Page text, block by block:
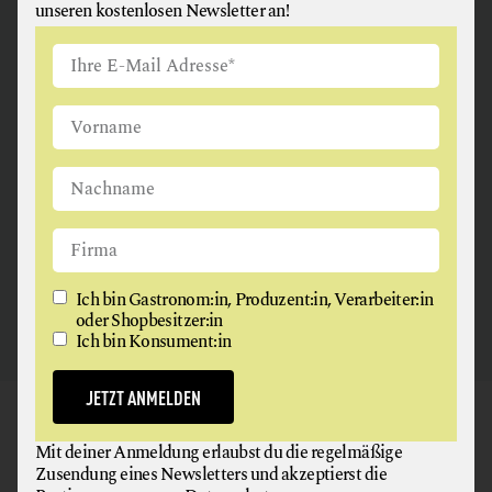
MEHL
MILCH + MILCHERZEUGNISSE
MISO
ÖLE
REIS
SCHOKOLADE
TEE
WILD
WORKSHOPS
ANGUS & ARTHUR
FLEISCH + FLEISCHERZEUGNISSE
2326 Maria Lanzendorf
GAUMEN HOCH
NEWSLETTER
unseren kostenlosen Newsletter an!
Ich bin Gastronom:in, Produzent:in, Verarbeiter:in
oder Shopbesitzer:in
Ich bin Konsument:in
JETZT ANMELDEN
Mit deiner Anmeldung erlaubst du die regelmäßige
Zusendung eines Newsletters und akzeptierst die